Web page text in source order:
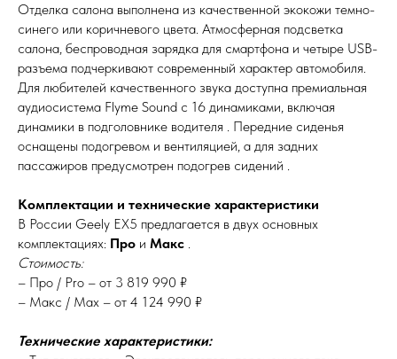
Отделка салона выполнена из качественной экокожи темно-
синего или коричневого цвета. Атмосферная подсветка
салона, беспроводная зарядка для смартфона и четыре USB-
разъема подчеркивают современный характер автомобиля.
Для любителей качественного звука доступна премиальная
аудиосистема Flyme Sound с 16 динамиками, включая
динамики в подголовнике водителя . Передние сиденья
оснащены подогревом и вентиляцией, а для задних
пассажиров предусмотрен подогрев сидений .
Комплектации и технические характеристики
В России Geely EX5 предлагается в двух основных
комплектациях: Про и Макс .
Стоимость:
– Про / Pro – от 3 819 990 ₽
– Макс / Max – от 4 124 990 ₽
Технические характеристики: